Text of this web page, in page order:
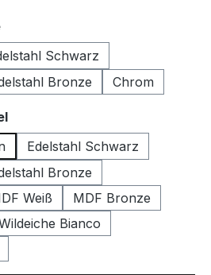
auswählen
Schwarz
Bronze Chrom
auswählen
Edelstahl Schwarz
Bronze
Weiß
MDF Bronze
Bianco